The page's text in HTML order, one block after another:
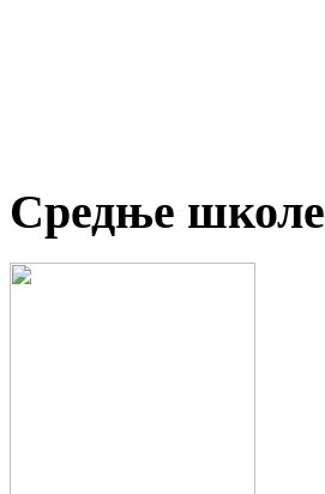
Средње школе